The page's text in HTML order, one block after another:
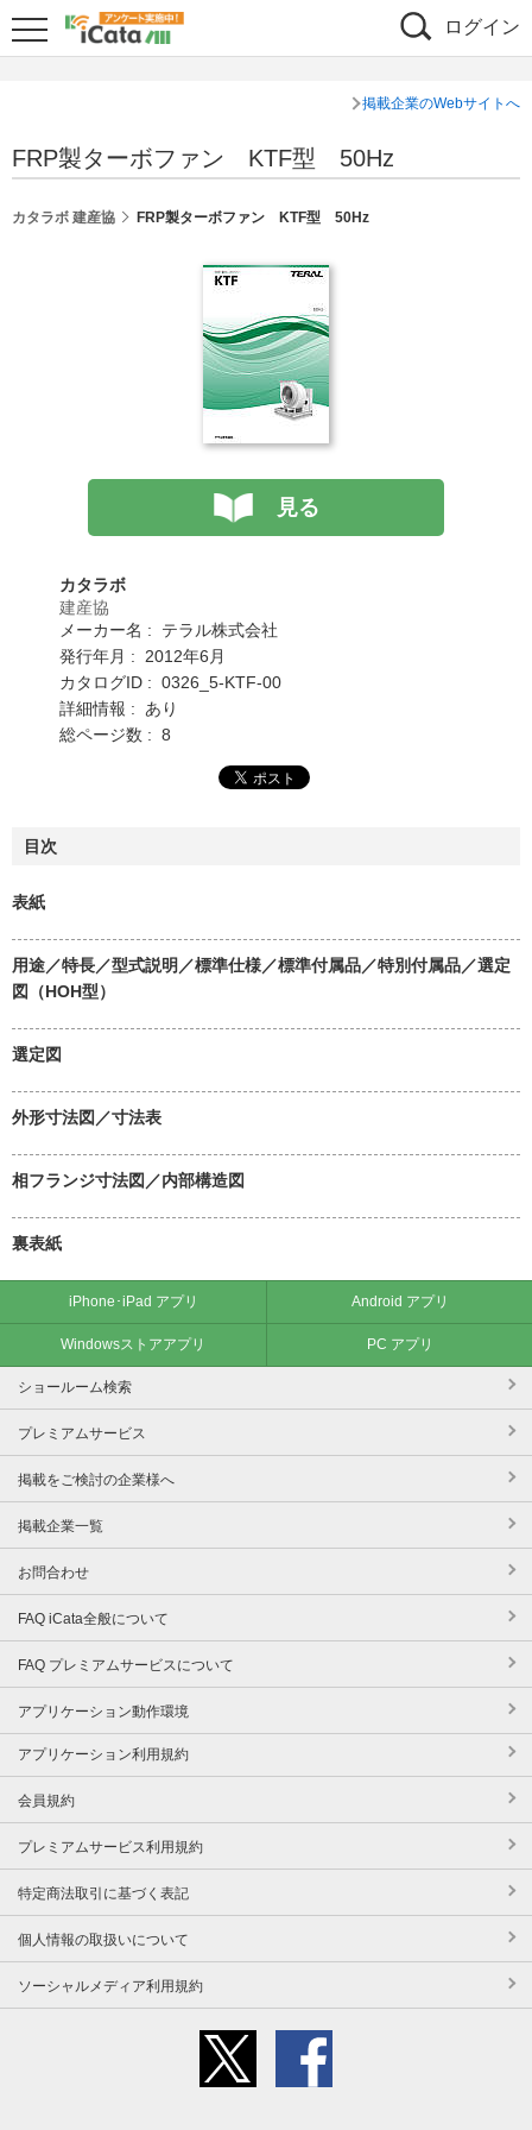
ログイン
掲載企業のWebサイトへ
FRP製ターボファン KTF型 50Hz
カタラボ 建産協 FRP製ターボファン KTF型 50Hz
見る
カタラボ
建産協
メーカー名 : テラル株式会社
発行年月 : 2012年6月
カタログID : 0326_5-KTF-00
詳細情報 : あり
総ページ数 : 8
目次
表紙
用途／特長／型式説明／標準仕様／標準付属品／特別付属品／選定
図（HOH型）
選定図
外形寸法図／寸法表
相フランジ寸法図／内部構造図
裏表紙
iPhone･iPad アプリ Android アプリ
Windowsストアアプリ PC アプリ
ショールーム検索
プレミアムサービス
掲載をご検討の企業様へ
掲載企業一覧
お問合わせ
FAQ iCata全般について
FAQ プレミアムサービスについて
アプリケーション動作環境
アプリケーション利用規約
会員規約
プレミアムサービス利用規約
特定商法取引に基づく表記
個人情報の取扱いについて
ソーシャルメディア利用規約